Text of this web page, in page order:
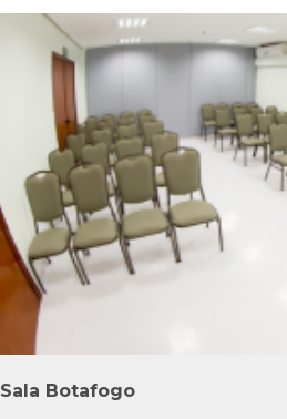
L3
L4
L5
Sala Botafogo